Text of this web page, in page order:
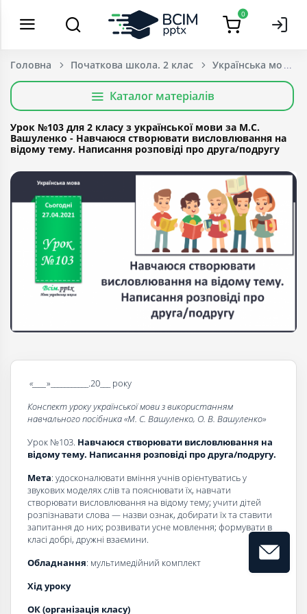
0
Головна Початкова школа. 2 клас Українська мова
Каталог матеріалів
Урок №103 для 2 класу з української мови за М.С.
Вашуленко - Навчаюся створювати висловлювання на
відому тему. На­писання розповіді про друга/подругу
«____ »___________.20___ року
Конспект уроку української мови з використанням
навчального посібника «М. С. Вашуленко, О. В. Вашуленко»
Урок №103. Навчаюся створювати висловлювання на
відому тему. На­писання розповіді про друга/подругу.
Мета: удосконалювати вміння учнів орієнтуватись у
звукових моделях слів та пояснювати їх, навчати
створювати висловлювання на відому тему; учити дітей
роз­пізнавати слова — назви ознак, добирати їх та ста­вити
запитання до них; розвивати усне мовлення; фор­мувати в
класі добрі, дружні взаємини.
Обладнання: мультимедійний комплект
Хід уроку
ОК (організація класу)